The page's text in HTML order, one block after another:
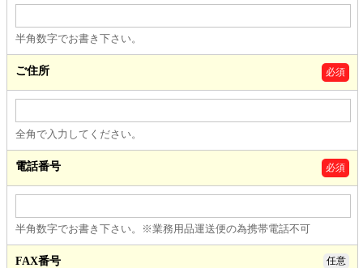
半角数字でお書き下さい。
ご住所 必須
全角で入力してください。
電話番号 必須
半角数字でお書き下さい。※業務用品運送便の為携帯電話不可
FAX番号 任意